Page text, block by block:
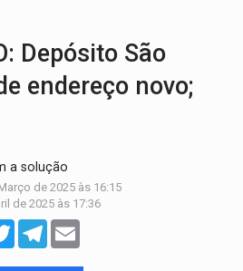
Depósito São
endereço novo;
a solução
de 2025 às 16:15
de 2025 às 17:36
TwitterTelegram